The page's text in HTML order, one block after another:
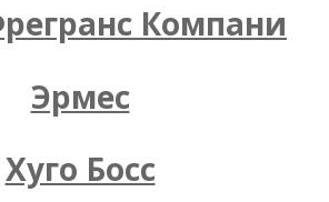
Компани
Эрмес
Хуго Босс